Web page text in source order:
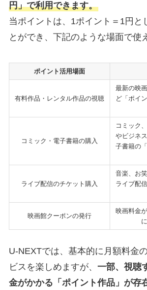
円」で利用できます。
当ポイントは、1ポイント＝1円と
とができ、下記のような場面で使
ポイント活用場面
有料作品・レンタル作品の視聴
最新の映
ど「ポイ
コミック・電子書籍の購入
コミック
やビジネ
子書籍の
ライブ配信のチケット購入
音楽、お
ライブ配
映画館クーポンの発行
映画料金
U-NEXTでは、基本的に月額料金
ビスを楽しめますが、 一部、視聴
金がかかる「ポイント作品」が存